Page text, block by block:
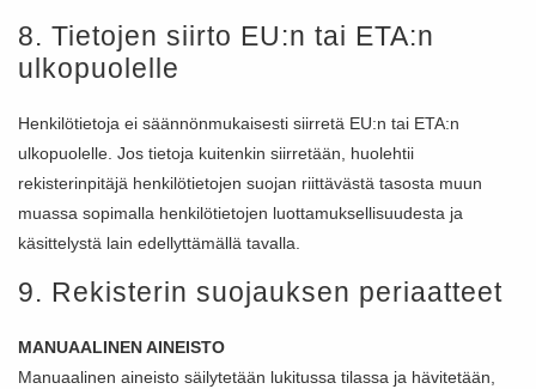
8. Tietojen siirto EU:n tai ETA:n
ulkopuolelle
Henkilötietoja ei säännönmukaisesti siirretä EU:n tai ETA:n
ulkopuolelle. Jos tietoja kuitenkin siirretään, huolehtii
rekisterinpitäjä henkilötietojen suojan riittävästä tasosta muun
muassa sopimalla henkilötietojen luottamuksellisuudesta ja
käsittelystä lain edellyttämällä tavalla.
9. Rekisterin suojauksen periaatteet
MANUAALINEN AINEISTO
Manuaalinen aineisto säilytetään lukitussa tilassa ja hävitetään,